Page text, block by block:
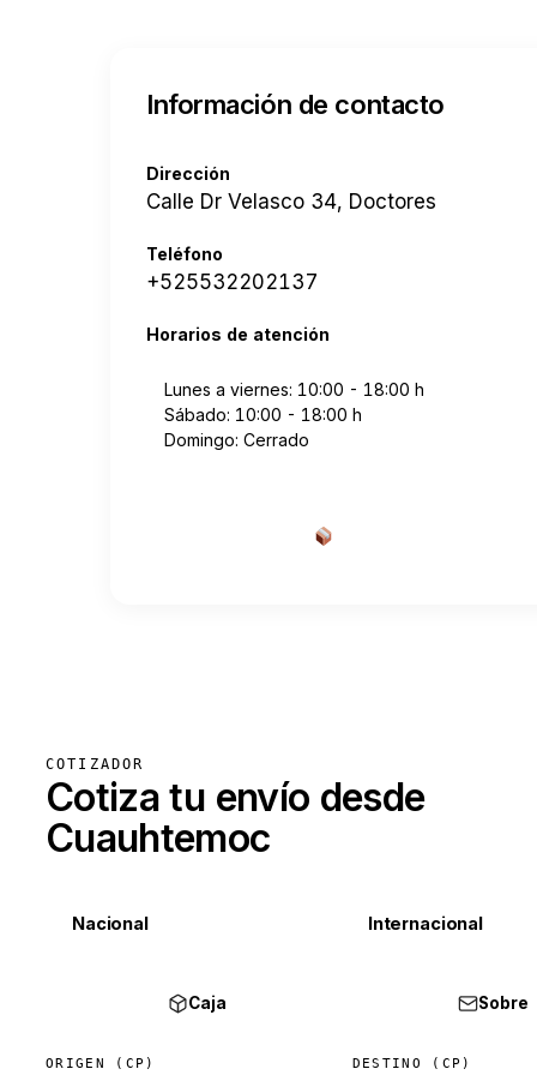
Información de contacto
Dirección
Calle Dr Velasco 34, Doctores
Teléfono
+525532202137
Horarios de atención
Lunes a viernes: 10:00 - 18:00 h
Sábado: 10:00 - 18:00 h
Domingo: Cerrado
COTIZADOR
Cotiza tu envío desde
Cuauhtemoc
Nacional Internacional
Caja Sobre
ORIGEN (CP) DESTINO (CP)